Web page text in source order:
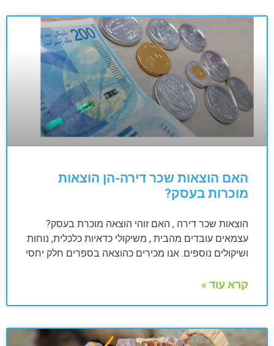
האם הוצאות שכר דירה-הן הוצאות
מוכרות בעסק?
הוצאות שכר דירה , האם זוהי הוצאה מוכרת בעסק?
עצמאים עובדים מהבית , משיקולי כדאיות כלכלית, נוחות
ושיקולים נוספים. אנו מכירים כהוצאה בספרים חלק יחסי
קרא עוד »